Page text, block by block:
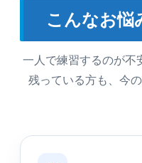
こんなお悩
一人で練習するのが不
残っている方も、今